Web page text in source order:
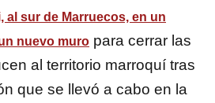
al sur de Marruecos, en un
nuevo muro para cerrar las
al territorio marroquí tras
que se llevó a cabo en la